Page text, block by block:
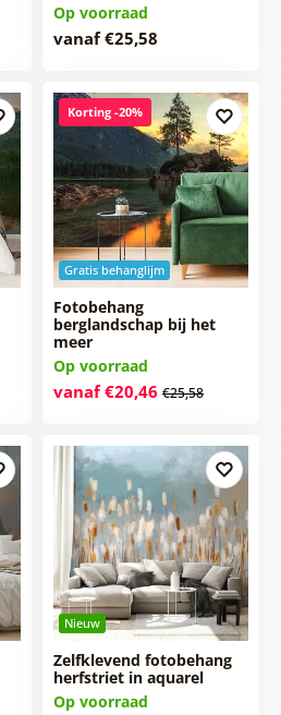
Op voorraad
vanaf €25,58
Gratis behanglijm
Korting -20%
Fotobehang
berglandschap bij het
meer
Op voorraad
vanaf €20,46 €25,58
Nieuw
Zelfklevend fotobehang
herfstriet in aquarel
Op voorraad